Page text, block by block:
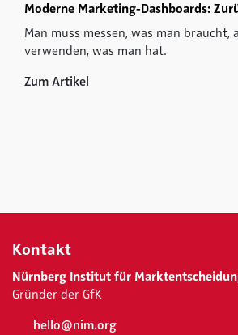
Moderne Marketing-Dashboards:
Man muss messen, was man
verwenden, was man hat.
Zum Artikel
Kontakt
Nürnberg Institut für
Gründer der GfK
hello@nim.org